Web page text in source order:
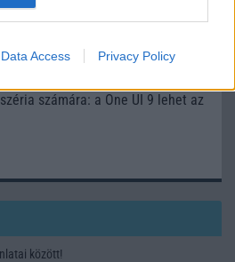
Data Access Privacy Policy
a Galaxy S26 egyik legjobb
számára: a One UI 9 lehet az
között!